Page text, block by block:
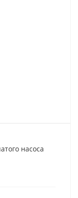
насоса